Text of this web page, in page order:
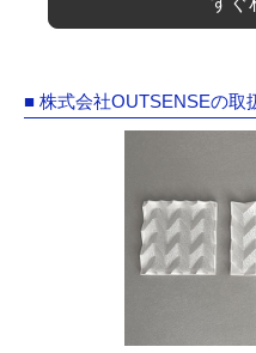
■ 株式会社OUTSENSEの取